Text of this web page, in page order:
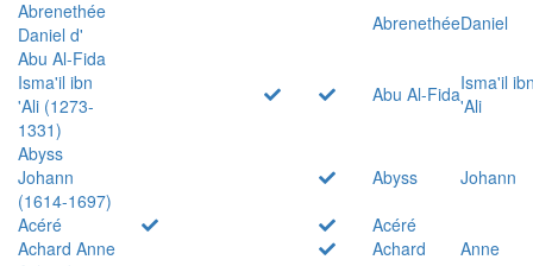
Abrenethée
Daniel d'
AbrenethéeDaniel
Abu Al-Fida
Isma'il ibn
'Ali (1273-
1331)
Abu Al-FidaIsma'il
'Ali
Abyss
Johann
(1614-1697)
Abyss
Johann
Acéré
Acéré
Achard Anne
Achard
Anne